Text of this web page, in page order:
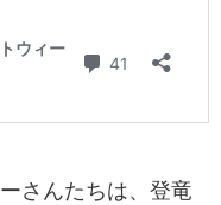
さんたちは、登竜